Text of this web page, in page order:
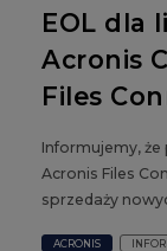
EOL dla
Acronis
Files
Informujemy, że
Acronis Files
sprzedaży
ACRONIS